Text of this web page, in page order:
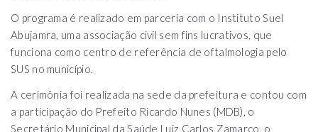
O programa é realizado em parceria com o Instituto Suel
Abujamra, uma associação civil sem fins lucrativos, que
funciona como centro de referência de oftalmologia pelo
SUS no município.
A cerimônia foi realizada na sede da prefeitura e contou com
a participação do Prefeito Ricardo Nunes (MDB), o
Secretário Municipal da Saúde Luiz Carlos Zamarco, o